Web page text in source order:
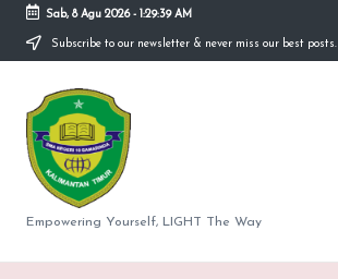
Skip
content
Sab, 8 Agu 2026- 1:29:39 AM
Subscribe to our newsletter & never miss our best posts.
S
M
A
N
e
Empowering Yourself, LIGHT The Way